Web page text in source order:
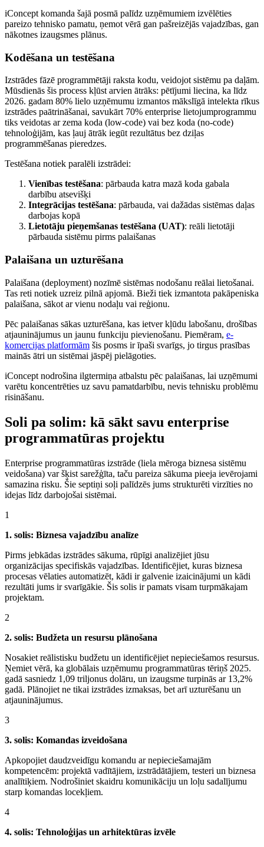
iConcept komanda šajā posmā palīdz uzņēmumiem izvēlēties
pareizo tehnisko pamatu, ņemot vērā gan pašreizējās vajadzības, gan
nākotnes izaugsmes plānus.
Kodēšana un testēšana
Izstrādes fāzē programmētāji raksta kodu, veidojot sistēmu pa daļām.
Mūsdienās šis process kļūst arvien ātrāks: pētījumi liecina, ka līdz
2026. gadam 80% lielo uzņēmumu izmantos mākslīgā intelekta rīkus
izstrādes paātrināšanai, savukārt 70% enterprise lietojumprogrammu
tiks veidotas ar zema koda (low-code) vai bez koda (no-code)
tehnoloģijām, kas ļauj ātrāk iegūt rezultātus bez dziļas
programmēšanas pieredzes.
Testēšana notiek paralēli izstrādei:
Vienības testēšana: pārbauda katra mazā koda gabala
darbību atsevišķi
Integrācijas testēšana: pārbauda, vai dažādas sistēmas daļas
darbojas kopā
Lietotāju pieņemšanas testēšana (UAT): reāli lietotāji
pārbauda sistēmu pirms palaišanas
Palaišana un uzturēšana
Palaišana (deployment) nozīmē sistēmas nodošanu reālai lietošanai.
Tas reti notiek uzreiz pilnā apjomā. Bieži tiek izmantota pakāpeniska
palaišana, sākot ar vienu nodaļu vai reģionu.
Pēc palaišanas sākas uzturēšana, kas ietver kļūdu labošanu, drošības
atjauninājumus un jaunu funkciju pievienošanu. Piemēram, e-
komercijas platformām šis posms ir īpaši svarīgs, jo tirgus prasības
mainās ātri un sistēmai jāspēj pielāgoties.
iConcept nodrošina ilgtermiņa atbalstu pēc palaišanas, lai uzņēmumi
varētu koncentrēties uz savu pamatdarbību, nevis tehnisku problēmu
risināšanu.
Soli pa solim: kā sākt savu enterprise
programmatūras projektu
Enterprise programmatūras izstrāde (liela mēroga biznesa sistēmu
veidošana) var šķist sarežģīta, taču pareiza sākuma pieeja ievērojami
samazina risku. Šie septiņi soļi palīdzēs jums strukturēti virzīties no
idejas līdz darbojošai sistēmai.
1
1. solis: Biznesa vajadzību analīze
Pirms jebkādas izstrādes sākuma, rūpīgi analizējiet jūsu
organizācijas specifiskās vajadzības. Identificējiet, kuras biznesa
procesas vēlaties automatizēt, kādi ir galvenie izaicinājumi un kādi
rezultāti jums ir svarīgākie. Šis solis ir pamats visam turpmākajam
projektam.
2
2. solis: Budžeta un resursu plānošana
Nosakiet reālistisku budžetu un identificējiet nepieciešamos resursus.
Ņemiet vērā, ka globālais uzņēmumu programmatūras tēriņš 2025.
gadā sasniedz 1,09 triljonus dolāru, un izaugsme turpinās ar 13,2%
gadā. Plānojiet ne tikai izstrādes izmaksas, bet arī uzturēšanu un
atjauninājumus.
3
3. solis: Komandas izveidošana
Apkopojiet daudzveidīgu komandu ar nepieciešamajām
kompetencēm: projektā vadītājiem, izstrādātājiem, testeri un biznesa
analītiķiem. Nodrošiniet skaidru komunikāciju un loļu sadalījumu
starp komandas locekļiem.
4
4. solis: Tehnoloģijas un arhitektūras izvēle